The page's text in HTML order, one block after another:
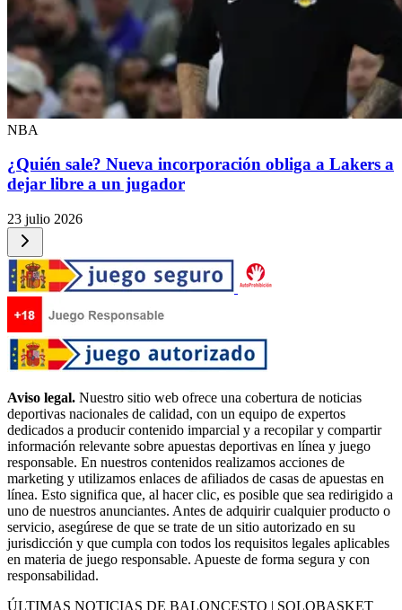
NBA
¿Quién sale? Nueva incorporación obliga a Lakers a
dejar libre a un jugador
23 julio 2026
Aviso legal. Nuestro sitio web ofrece una cobertura de noticias
deportivas nacionales de calidad, con un equipo de expertos
dedicados a producir contenido imparcial y a recopilar y compartir
información relevante sobre apuestas deportivas en línea y juego
responsable. En nuestros contenidos realizamos acciones de
marketing y utilizamos enlaces de afiliados de casas de apuestas en
línea. Esto significa que, al hacer clic, es posible que sea redirigido a
uno de nuestros anunciantes. Antes de adquirir cualquier producto o
servicio, asegúrese de que se trate de un sitio autorizado en su
jurisdicción y que cumpla con todos los requisitos legales aplicables
en materia de juego responsable. Apueste de forma segura y con
responsabilidad.
ÚLTIMAS NOTICIAS DE BALONCESTO | SOLOBASKET